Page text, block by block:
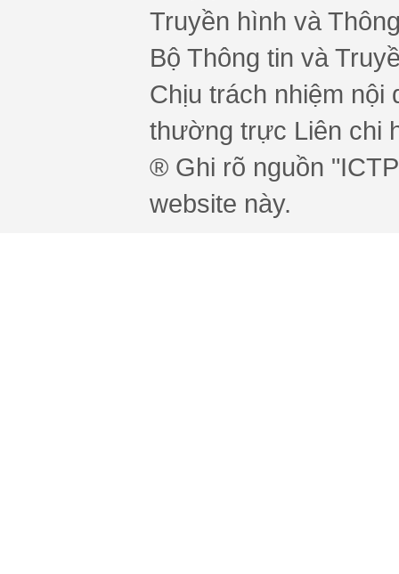
Truyền hình và
Bộ Thông tin và
Chịu trách nhiệm nội
thường trực Liên chi
® Ghi rõ nguồn
website này.